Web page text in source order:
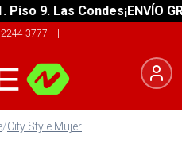
9. Las Condes¡ENVÍO
3777 |
/City Style Mujer